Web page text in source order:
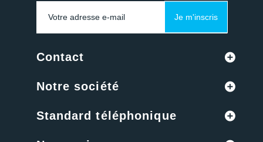
Je m'inscris
Contact
Notre société
Standard téléphonique